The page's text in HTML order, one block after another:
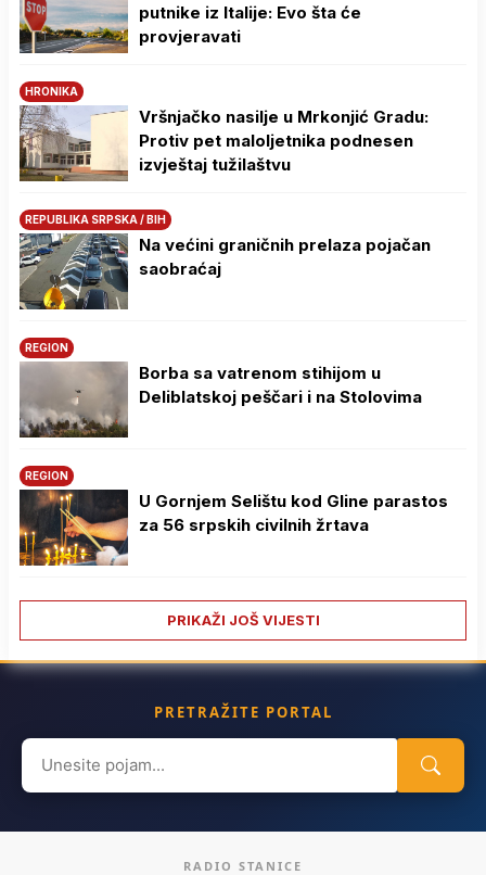
putnike iz Italije: Evo šta će
provjeravati
HRONIKA
Vršnjačko nasilje u Mrkonjić Gradu:
Protiv pet maloljetnika podnesen
izvještaj tužilaštvu
REPUBLIKA SRPSKA / BIH
Na većini graničnih prelaza pojačan
saobraćaj
REGION
Borba sa vatrenom stihijom u
Deliblatskoj peščari i na Stolovima
REGION
U Gornjem Selištu kod Gline parastos
za 56 srpskih civilnih žrtava
PRIKAŽI JOŠ VIJESTI
PRETRAŽITE PORTAL
Search
for:
RADIO STANICE